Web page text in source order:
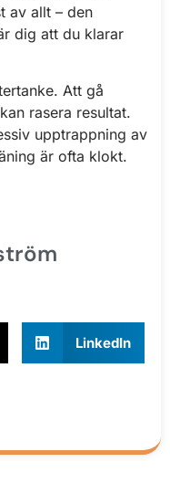
av allt – den
dig att du klarar
Att gå
rasera resultat.
upptrappning av
är ofta klokt.
LinkedIn